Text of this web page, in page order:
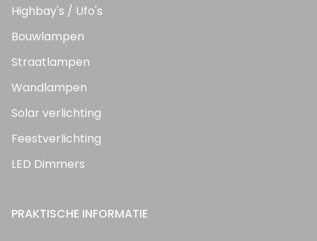
Highbay's / Ufo's
Bouwlampen
Straatlampen
Wandlampen
Solar verlichting
Feestverlichting
LED Dimmers
PRAKTISCHE INFORMATIE